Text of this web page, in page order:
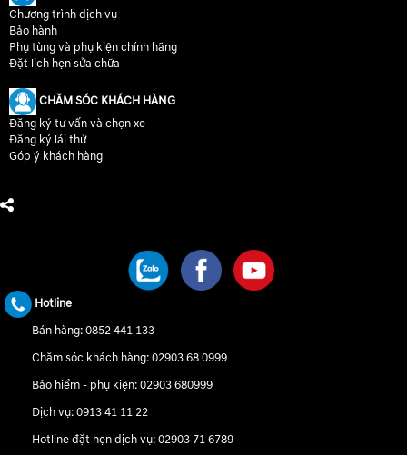
Chương trình dịch vụ
Bảo hành
Phụ tùng và phụ kiện chính hãng
Đặt lịch hẹn sửa chữa
CHĂM SÓC KHÁCH HÀNG
Đăng ký tư vấn và chọn xe
Đăng ký lái thử
Góp ý khách hàng
Hotline
Bán hàng:0852 441 133
Chăm sóc khách hàng:02903 68 0999
Bảo hiểm - phụ kiện:02903 680999
Dịch vụ:0913 41 11 22
Hotline đặt hẹn dịch vụ:02903 71 6789